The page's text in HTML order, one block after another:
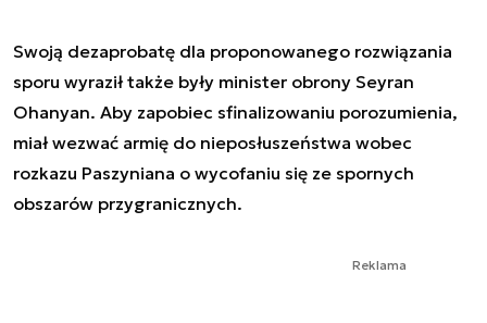
Swoją dezaprobatę dla proponowanego rozwiązania
sporu wyraził także były minister obrony Seyran
Ohanyan. Aby zapobiec sfinalizowaniu porozumienia,
miał wezwać armię do nieposłuszeństwa wobec
rozkazu Paszyniana o wycofaniu się ze spornych
obszarów przygranicznych.
Reklama